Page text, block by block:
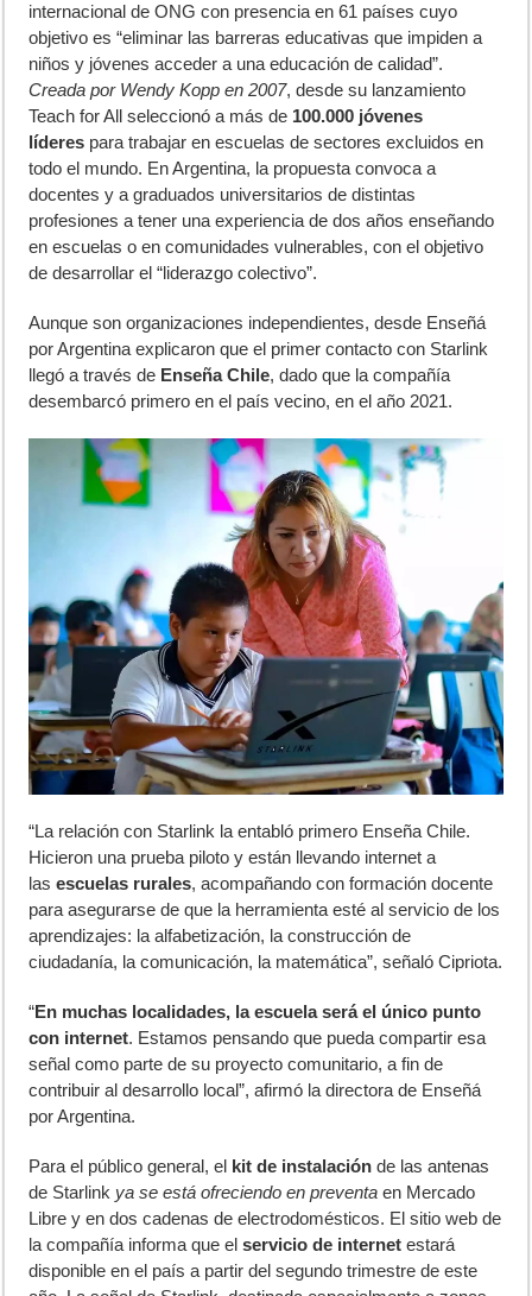
internacional de ONG con presencia en 61 países cuyo
objetivo es “eliminar las barreras educativas que impiden a
niños y jóvenes acceder a una educación de calidad”.
Creada por Wendy Kopp en 2007, desde su lanzamiento
Teach for All seleccionó a más de 100.000 jóvenes
líderes para trabajar en escuelas de sectores excluidos en
todo el mundo. En Argentina, la propuesta convoca a
docentes y a graduados universitarios de distintas
profesiones a tener una experiencia de dos años enseñando
en escuelas o en comunidades vulnerables, con el objetivo
de desarrollar el “liderazgo colectivo”.
Aunque son organizaciones independientes, desde Enseñá
por Argentina explicaron que el primer contacto con Starlink
llegó a través de Enseña Chile, dado que la compañía
desembarcó primero en el país vecino, en el año 2021.
“La relación con Starlink la entabló primero Enseña Chile.
Hicieron una prueba piloto y están llevando internet a
lasescuelas rurales, acompañando con formación docente
para asegurarse de que la herramienta esté al servicio de los
aprendizajes: la alfabetización, la construcción de
ciudadanía, la comunicación, la matemática”, señaló Cipriota.
“En muchas localidades, la escuela será el único punto
con internet. Estamos pensando que pueda compartir esa
señal como parte de su proyecto comunitario, a fin de
contribuir al desarrollo local”, afirmó la directora de Enseñá
por Argentina.
Para el público general, el kit de instalación de las antenas
de Starlink ya se está ofreciendo en preventa en Mercado
Libre y en dos cadenas de electrodomésticos. El sitio web de
la compañía informa que elservicio de internet estará
disponible en el país a partir del segundo trimestre de este